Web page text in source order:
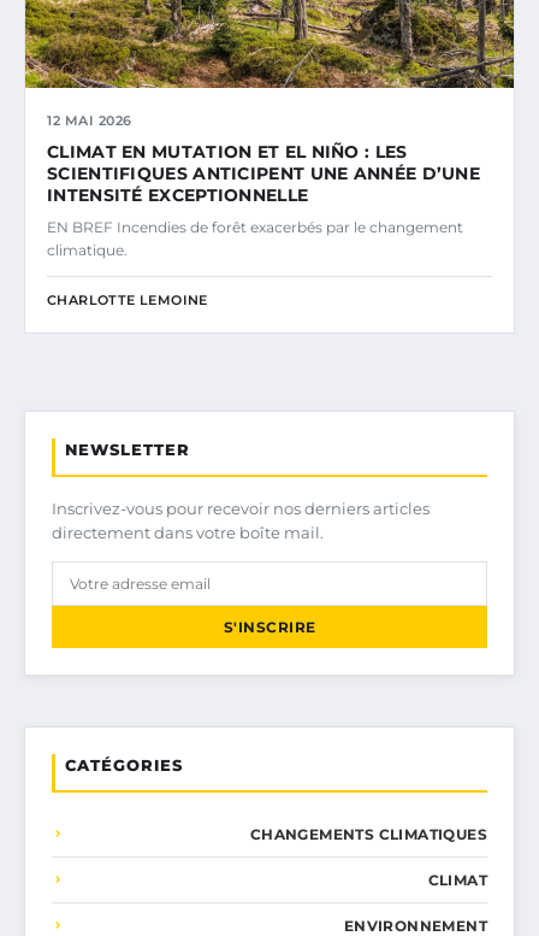
12 MAI 2026
CLIMAT EN MUTATION ET EL NIÑO : LES
SCIENTIFIQUES ANTICIPENT UNE ANNÉE D’UNE
INTENSITÉ EXCEPTIONNELLE
EN BREF Incendies de forêt exacerbés par le changement
climatique.
CHARLOTTE LEMOINE
NEWSLETTER
Inscrivez-vous pour recevoir nos derniers articles
directement dans votre boîte mail.
S'INSCRIRE
CATÉGORIES
CHANGEMENTS CLIMATIQUES
CLIMAT
ENVIRONNEMENT